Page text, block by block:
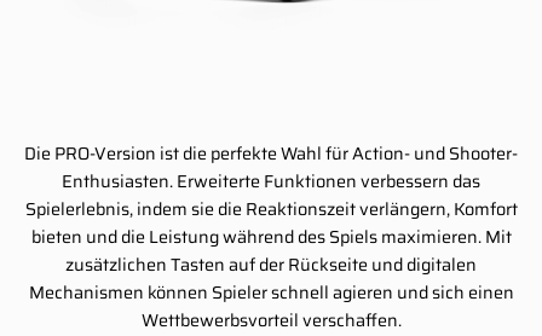
Die PRO-Version ist die perfekte Wahl für Action- und Shooter-
Enthusiasten. Erweiterte Funktionen verbessern das
Spielerlebnis, indem sie die Reaktionszeit verlängern, Komfort
bieten und die Leistung während des Spiels maximieren. Mit
zusätzlichen Tasten auf der Rückseite und digitalen
Mechanismen können Spieler schnell agieren und sich einen
Wettbewerbsvorteil verschaffen.